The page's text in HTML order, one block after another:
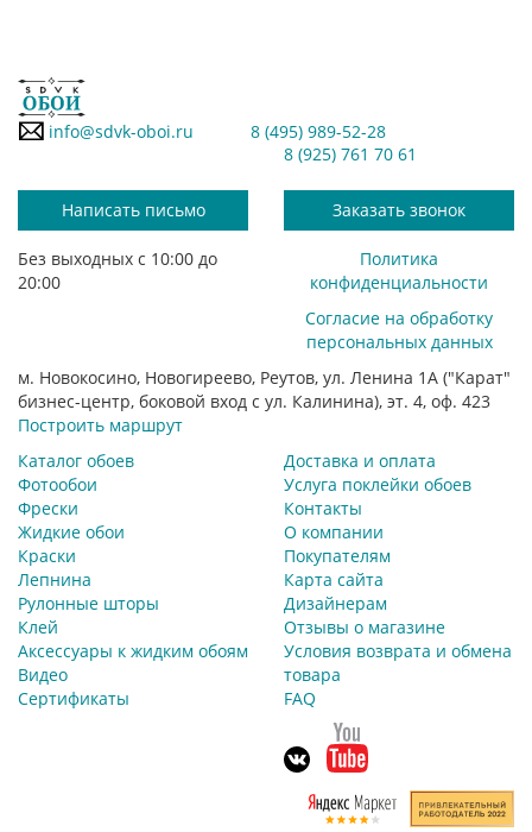
info@sdvk-oboi.ru
8 (495) 989-52-28
8 (925) 761 70 61
Написать письмо Заказать звонок
Без выходных с 10:00 до
20:00
Политика
конфиденциальности
Согласие на обработку
персональных данных
м. Новокосино, Новогиреево, Реутов, ул. Ленина 1А ("Карат"
бизнес-центр, боковой вход с ул. Калинина), эт. 4, оф. 423
Построить маршрут
Каталог обоев
Фотообои
Фрески
Жидкие обои
Краски
Лепнина
Рулонные шторы
Клей
Аксессуары к жидким обоям
Видео
Сертификаты
Доставка и оплата
Услуга поклейки обоев
Контакты
О компании
Покупателям
Карта сайта
Дизайнерам
Отзывы о магазине
Условия возврата и обмена
товара
FAQ